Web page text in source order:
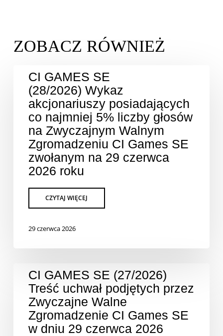
CI GAMES SE
(28/2026) Wykaz
akcjonariuszy posiadających
co najmniej 5% liczby głosów
na Zwyczajnym Walnym
Zgromadzeniu CI Games SE
zwołanym na 29 czerwca
2026 roku
29 czerwca 2026
CI GAMES SE (27/2026)
Treść uchwał podjętych przez
Zwyczajne Walne
Zgromadzenie CI Games SE
w dniu 29 czerwca 2026